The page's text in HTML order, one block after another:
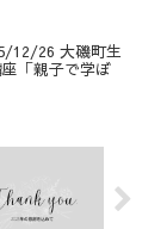
12/26 大磯町生
「親子で学ぼ